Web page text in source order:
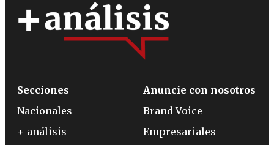
Secciones
Nacionales
+ análisis
Anuncie con nosotros
Brand Voice
Empresariales